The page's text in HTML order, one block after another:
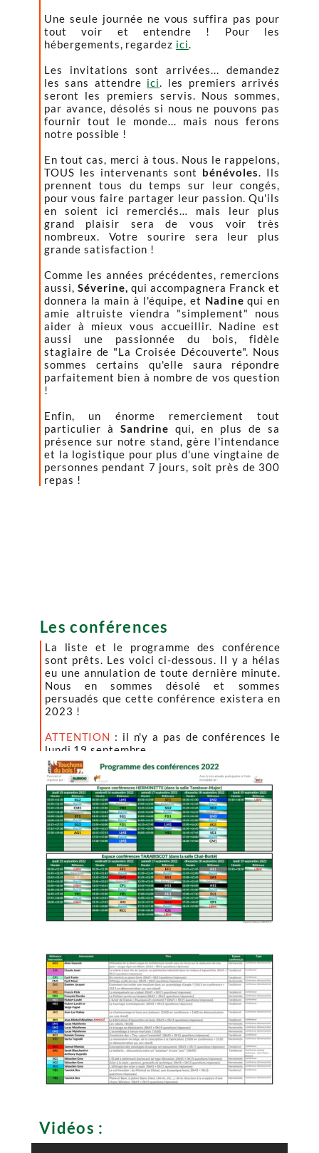
Une seule journée ne vous suffira pas pour
tout voir et entendre ! Pour les
hébergements, regardez ici.
Les invitations sont arrivées... demandez
les sans attendre ici. les premiers arrivés
seront les premiers servis. Nous sommes,
par avance, désolés si nous ne pouvons pas
fournir tout le monde... mais nous ferons
notre possible !
En tout cas, merci à tous. Nous le rappelons,
TOUS les intervenants sont bénévoles. Ils
prennent tous du temps sur leur congés,
pour vous faire partager leur passion. Qu'ils
en soient ici remerciés… mais leur plus
grand plaisir sera de vous voir très
nombreux. Votre sourire sera leur plus
grande satisfaction !
Comme les années précédentes, remercions
aussi, Séverine, qui accompagnera Franck et
donnera la main à l'équipe, et Nadine qui en
amie altruiste viendra "simplement" nous
aider à mieux vous accueillir. Nadine est
aussi une passionnée du bois, fidèle
stagiaire de "La Croisée Découverte". Nous
sommes certains qu'elle saura répondre
parfaitement bien à nombre de vos question
!
Enfin, un énorme remerciement tout
particulier à Sandrine qui, en plus de sa
présence sur notre stand, gère l'intendance
et la logistique pour plus d'une vingtaine de
personnes pendant 7 jours, soit près de 300
repas !
Les conférences
La liste et le programme des conférence
sont prêts. Les voici ci-dessous. Il y a hélas
eu une annulation de toute dernière minute.
Nous en sommes désolé et sommes
persuadés que cette conférence existera en
2023 !
ATTENTION : il n'y a pas de conférences le
lundi 19 septembre.
Vidéos :